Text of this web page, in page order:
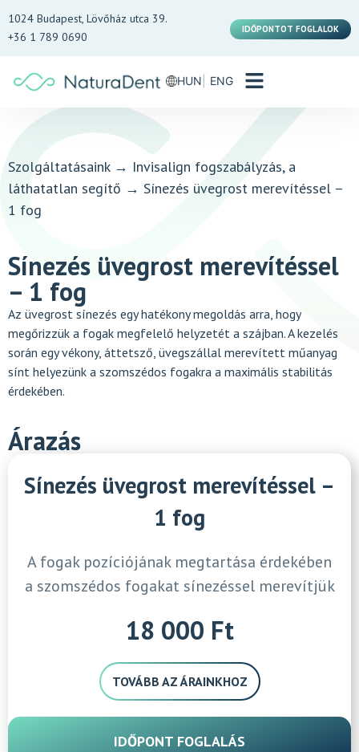
1024 Budapest, Lövőház utca 39.
+36 1 789 0690
IDŐPONTOT FOGLALOK
HUN ENG
Szolgáltatásaink → Invisalign fogszabályzás, a
láthatatlan segítő → Sínezés üvegrost merevítéssel –
1 fog
Sínezés üvegrost merevítéssel
– 1 fog
Az üvegrost sínezés egy hatékony megoldás arra, hogy
megőrizzük a fogak megfelelő helyzetét a szájban. A kezelés
során egy vékony, áttetsző, üvegszállal merevített műanyag
sínt helyezünk a szomszédos fogakra a maximális stabilitás
érdekében.
Árazás
Sínezés üvegrost merevítéssel –
1 fog
A fogak pozíciójának megtartása érdekében
a szomszédos fogakat sínezéssel merevítjük
18 000 Ft
TOVÁBB AZ ÁRAINKHOZ
IDŐPONT FOGLALÁS